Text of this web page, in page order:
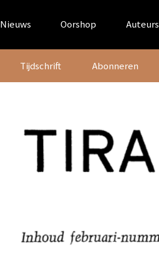
Nieuws Oorshop Auteurs
Tijdschrift Abonneren